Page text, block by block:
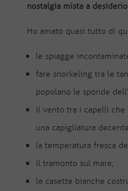
nostalgia mista a desiderio
Ho amato quasi tutto di
le spiagge
fare snorkeling tra le
popolano le sponde
il vento tra i capelli che
una capigliatura
la temperatura fresca
il tramonto sul mare,
le casette bianche